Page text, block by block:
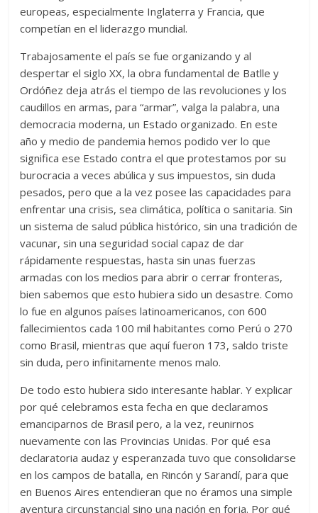
europeas, especialmente Inglaterra y Francia, que
competían en el liderazgo mundial.
Trabajosamente el país se fue organizando y al
despertar el siglo XX, la obra fundamental de Batlle y
Ordóñez deja atrás el tiempo de las revoluciones y los
caudillos en armas, para “armar”, valga la palabra, una
democracia moderna, un Estado organizado. En este
año y medio de pandemia hemos podido ver lo que
significa ese Estado contra el que protestamos por su
burocracia a veces abúlica y sus impuestos, sin duda
pesados, pero que a la vez posee las capacidades para
enfrentar una crisis, sea climática, política o sanitaria. Sin
un sistema de salud pública histórico, sin una tradición de
vacunar, sin una seguridad social capaz de dar
rápidamente respuestas, hasta sin unas fuerzas
armadas con los medios para abrir o cerrar fronteras,
bien sabemos que esto hubiera sido un desastre. Como
lo fue en algunos países latinoamericanos, con 600
fallecimientos cada 100 mil habitantes como Perú o 270
como Brasil, mientras que aquí fueron 173, saldo triste
sin duda, pero infinitamente menos malo.
De todo esto hubiera sido interesante hablar. Y explicar
por qué celebramos esta fecha en que declaramos
emanciparnos de Brasil pero, a la vez, reunirnos
nuevamente con las Provincias Unidas. Por qué esa
declaratoria audaz y esperanzada tuvo que consolidarse
en los campos de batalla, en Rincón y Sarandí, para que
en Buenos Aires entendieran que no éramos una simple
aventura circunstancial sino una nación en forja. Por qué